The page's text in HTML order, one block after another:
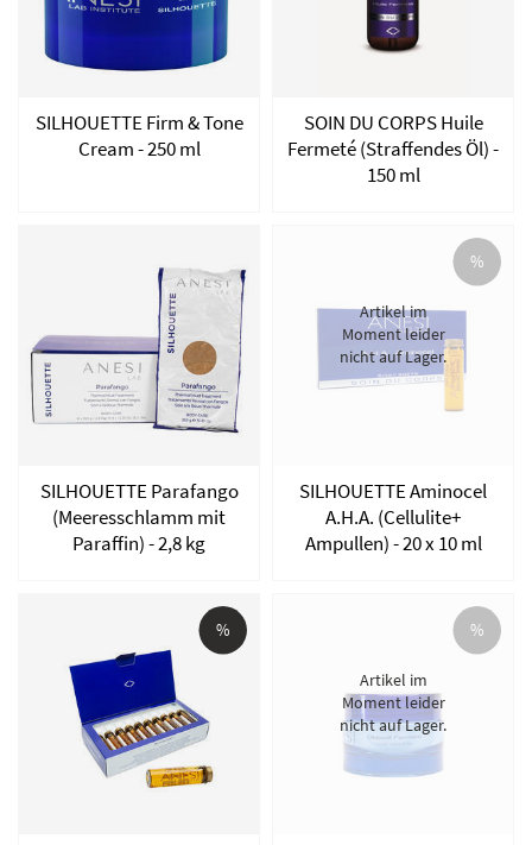
SILHOUETTE Firm & Tone
Cream - 250 ml
SOIN DU CORPS Huile
Fermeté (Straffendes Öl) -
150 ml
SILHOUETTE Parafango
(Meeresschlamm mit
Paraffin) - 2,8 kg
%
Artikel im
Moment leider
nicht auf Lager.
SILHOUETTE Aminocel
A.H.A. (Cellulite+
Ampullen) - 20 x 10 ml
% %
Artikel im
Moment leider
nicht auf Lager.